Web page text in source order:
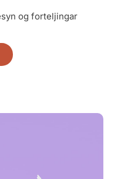
og forteljingar